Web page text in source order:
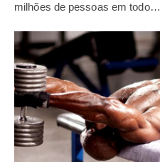
milhões de pessoas em todo…